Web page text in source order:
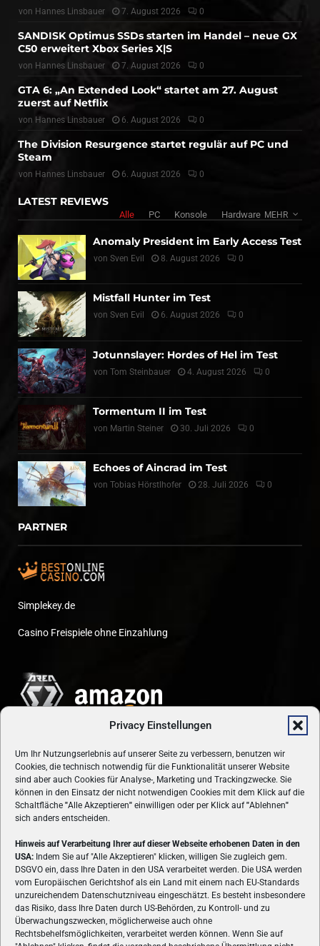
Privacy Einstellungen
Um Ihr Nutzungserlebnis auf unserer Seite zu verbessern, benutzen wir
Cookies, die technisch notwendig für die Funktionalität unserer Website
sind aber auch Cookies für Analyse-, Marketing und Trackingzwecke. Sie
können in den Einsatz der nicht notwendigen Cookies mit dem Klick auf die
Schaltfläche "Alle Akzeptieren" einwilligen oder per Klick auf"Ablehnen"
sich anders entscheiden.
Hinweis auf Verarbeitung Ihrer auf dieser Webseite erhobenen Daten in den
USA: Indem Sie auf "Alle Akzeptieren" klicken, willigen Sie zugleich gem.
DSGVO ein, dass Ihre Daten in den USA verarbeitet werden. Die USA werden
vom Europäischen Gerichtshof als ein Land mit einem nach EU-Standards
unzureichendem Datenschutzniveau eingeschätzt. Es besteht insbesondere
das Risiko, dass Ihre Daten durch US-Behörden, zu Kontroll- und zu
Überwachungszwecken, möglicherweise auch ohne
Rechtsbehelfsmöglichkeiten, verarbeitet werden können. Wenn Sie auf
von Hannes Linsbauer 7. August 2026 0
SANDISK Optimus SSDs starten im Handel – neue GX
C50 erweitert Xbox Series X|S
von Hannes Linsbauer 7. August 2026 0
GTA 6: „An Extended Look“ startet am 27. August
zuerst auf Netflix
von Hannes Linsbauer 6. August 2026 0
The Division Resurgence startet regulär auf PC und
Steam
von Hannes Linsbauer 6. August 2026 0
LATEST REVIEWS
Alle PC Konsole Hardware MEHR
Anomaly President im Early Access Test
von Sven Evil 8. August 2026 0
Mistfall Hunter im Test
von Sven Evil 6. August 2026 0
Jotunnslayer: Hordes of Hel im Test
von Tom Steinbauer 4. August 2026 0
Tormentum II im Test
von Martin Steiner 30. Juli 2026 0
Echoes of Aincrad im Test
von Tobias Hörstlhofer 28. Juli 2026 0
PARTNER
Simplekey.de
Casino Freispiele ohne Einzahlung
ÜBER UNS
VON GAMERN, FÜR GAMER! Gamers.at ist das älteste Online-
Spielemagazin Österreichs und bringt täglich aktuelle News,
Reviews und Videos zu PC- und Konsolenspielen, Gaming-
Hardware und aus der Welt des e-Sport's.